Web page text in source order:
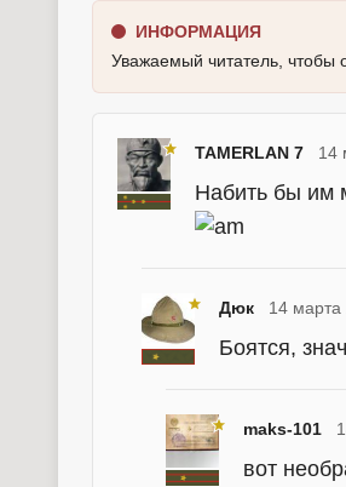
ИНФОРМАЦИЯ
Уважаемый читатель, чтобы
TAMERLAN 7 14
Набить бы им
Дюк 14
Боятся,
maks-101
вот